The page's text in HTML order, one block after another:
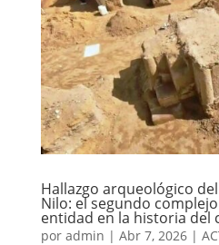
Hallazgo arqueológico
Nilo: el segundo
entidad en la historia del
por admin | Abr 7, 2026|